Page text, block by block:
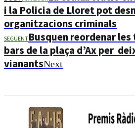
i la Policia de Lloret pot
organitzacions criminals
SEGÜENTBusquen reordenar
bars de la plaça d’Ax per
vianantsNext